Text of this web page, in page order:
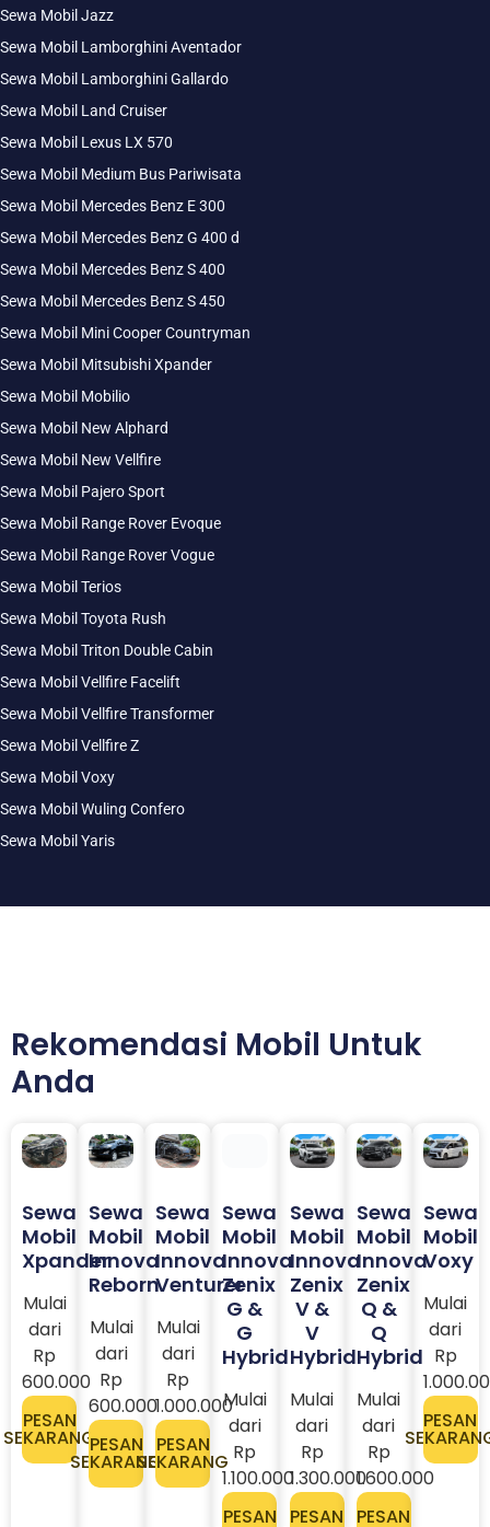
Sewa Mobil Jazz
Sewa Mobil Lamborghini Aventador
Sewa Mobil Lamborghini Gallardo
Sewa Mobil Land Cruiser
Sewa Mobil Lexus LX 570
Sewa Mobil Medium Bus Pariwisata
Sewa Mobil Mercedes Benz E 300
Sewa Mobil Mercedes Benz G 400 d
Sewa Mobil Mercedes Benz S 400
Sewa Mobil Mercedes Benz S 450
Sewa Mobil Mini Cooper Countryman
Sewa Mobil Mitsubishi Xpander
Sewa Mobil Mobilio
Sewa Mobil New Alphard
Sewa Mobil New Vellfire
Sewa Mobil Pajero Sport
Sewa Mobil Range Rover Evoque
Sewa Mobil Range Rover Vogue
Sewa Mobil Terios
Sewa Mobil Toyota Rush
Sewa Mobil Triton Double Cabin
Sewa Mobil Vellfire Facelift
Sewa Mobil Vellfire Transformer
Sewa Mobil Vellfire Z
Sewa Mobil Voxy
Sewa Mobil Wuling Confero
Sewa Mobil Yaris
Rekomendasi Mobil Untuk
Anda
Sewa
Mobil
Xpander
Mulai
dari
Rp
600.000
PESAN
SEKARANG
Sewa
Mobil
Innova
Reborn
Mulai
dari
Rp
600.000
PESAN
SEKARANG
Sewa
Mobil
Innova
Venturer
Mulai
dari
Rp
1.000.000
PESAN
SEKARANG
Sewa
Mobil
Innova
Zenix
G &
G
Hybrid
Mulai
dari
Rp
1.100.000
PESAN
Sewa
Mobil
Innova
Zenix
V &
V
Hybrid
Mulai
dari
Rp
1.300.000
PESAN
Sewa
Mobil
Innova
Zenix
Q &
Q
Hybrid
Mulai
dari
Rp
1.600.000
PESAN
Sewa
Mobil
Voxy
Mulai
dari
Rp
PESAN